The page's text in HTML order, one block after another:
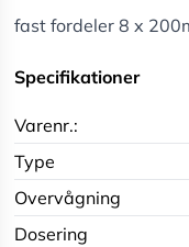
fast fordeler 8 x
Specifikationer
Varenr.:
Type
Overvågning
Dosering